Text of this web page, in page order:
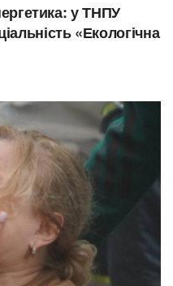
у ТНПУ
«Екологічна